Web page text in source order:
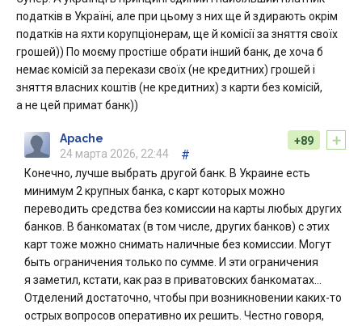
податків в Україні, але при цьому з них ще й здирають окрім
податків на яхти корупціонерам, ще й комісії за зняття своїх
грошей)) По моєму простіше обрати інший банк, де хоча б
немає комісій за перекази своїх (не кредитних) грошей і
зняття власних коштів (не кредитних) з карти без комісій,
а не цей примат банк))
+
+89
Apache
24 марта 2026, 22:44
#
Конечно, лучше выбрать другой банк. В Украине есть
минимум 2 крупных банка, с карт которых можно
переводить средства без комиссии на карты любых других
банков. В банкоматах (в том числе, других банков) с этих
карт тоже можно снимать наличные без комиссии. Могут
быть ограничения только по сумме. И эти ограничения
я заметил, кстати, как раз в приватовских банкоматах…
Отделений достаточно, чтобы при возникновении каких-то
острых вопросов оперативно их решить. Честно говоря,